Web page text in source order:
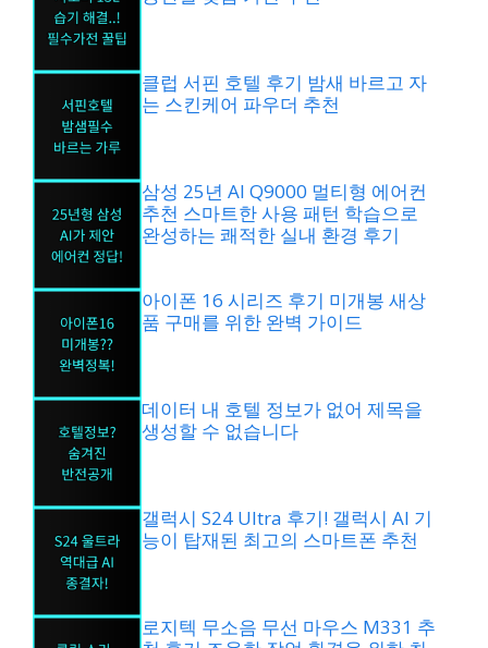
클럽 서핀 호텔 후기 밤새 바르고 자
는 스킨케어 파우더 추천
삼성 25년 AI Q9000 멀티형 에어컨
추천 스마트한 사용 패턴 학습으로
완성하는 쾌적한 실내 환경 후기
아이폰 16 시리즈 후기 미개봉 새상
품 구매를 위한 완벽 가이드
데이터 내 호텔 정보가 없어 제목을
생성할 수 없습니다
갤럭시 S24 Ultra 후기! 갤럭시 AI 기
능이 탑재된 최고의 스마트폰 추천
로지텍 무소음 무선 마우스 M331 추